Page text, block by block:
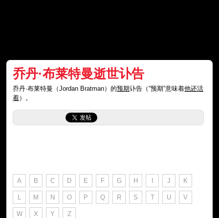
乔丹·布莱特曼逝世讣告
乔丹·布莱特曼（Jordan Bratman）的预期讣告（“预期”意味着他还活
着）。
A B C D E F G H I J K
L M N O P Q R S T U V
W X Y Z